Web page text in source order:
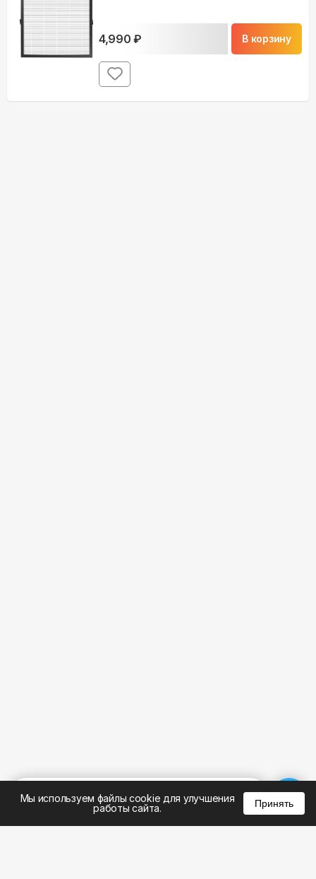
4,990 ₽ В корзину
Мы используем файлы cookie для улучшения
работы сайта.
Принять